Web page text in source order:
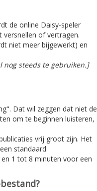
de online Daisy-speler
versnellen of vertragen.
niet meer bijgewerkt) en
nog steeds te gebruiken.]
Dat wil zeggen dat niet de
om te beginnen luisteren,
vrij groot zijn. Het
standaard
1 tot 8 minuten voor een